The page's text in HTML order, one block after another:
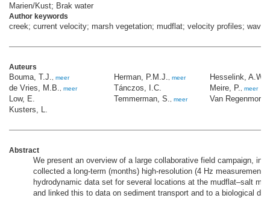
Marien/Kust; Brak water
Author keywords
creek; current velocity; marsh vegetation; mudflat; velocity profiles; waves
Auteurs
Bouma, T.J. meer
de Vries, M.B. meer
Low, E.
Kusters, L.
Herman, P.M.J. meer
Tánczos, I.C.
Temmerman, S.
meer
Hesselink, A.W.
Meire, P.
meer
Van
Abstract
We present an overview of a large collaborative field campaign, in
collected a long-term (months) high-resolution (4 Hz measurement
hydrodynamic data set for several locations at the mudflat–salt
and linked this to data on sediment transport and to a biological